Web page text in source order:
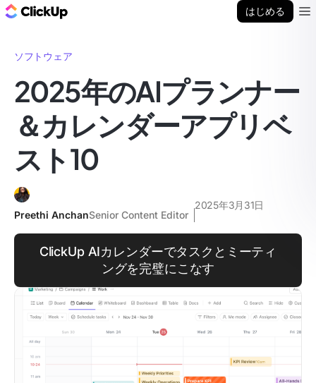
はじめる
ソフトウェア
2025年のAIプランナー
＆カレンダーアプリベ
スト10
Preethi AnchanSenior Content Editor
2025年3月31日
ClickUp AIカレンダーでタスクとミーティ
ングを完璧にこなす